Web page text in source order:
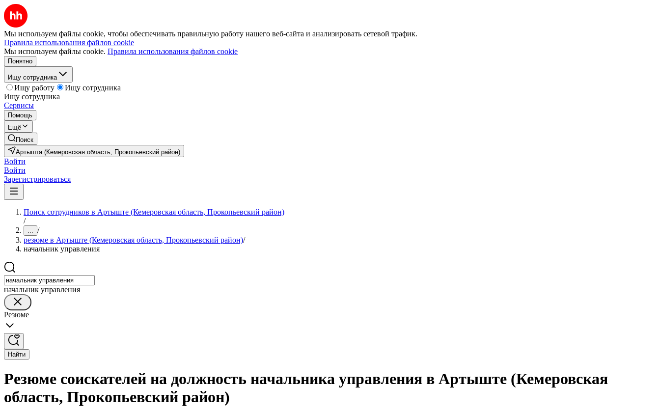
Мы используем файлы cookie, чтобы обеспечивать правильную работу нашего веб-сайта и анализировать сетевой трафик.
Правила использования файлов cookie
Мы используем файлы cookie. Правила использования файлов cookie
Понятно
Ищу сотрудника
Ищу работу
Ищу сотрудника
Ищу сотрудника
Сервисы
Помощь
Ещё
Поиск
Артышта (Кемеровская область, Прокопьевский район)
Войти
Войти
Зарегистрироваться
Поиск сотрудников в Артыште (Кемеровская область, Прокопьевский район)
/
... /
резюме в Артыште (Кемеровская область, Прокопьевский район)/
начальник управления
начальник управления
Резюме
Найти
Резюме соискателей на должность начальника управления в Артыште (Кемеровская
область, Прокопьевский район)